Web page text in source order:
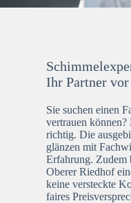
Ihr Partner
Sie suchen einen
vertrauen können?
richtig. Die
glänzen mit
Erfahrung. Zudem
Oberer Riedhof
keine versteckte
faires